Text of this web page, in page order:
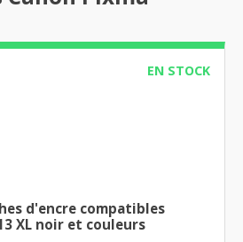
EN STOCK
d'encre compatibles
XL noir et couleurs